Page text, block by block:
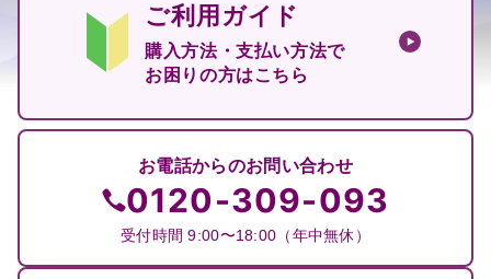
ご利用ガイド
購入方法・支払い方法で
お困りの方はこちら
お電話からのお問い合わせ
0120-309-093
受付時間 9:00〜18:00（年中無休）